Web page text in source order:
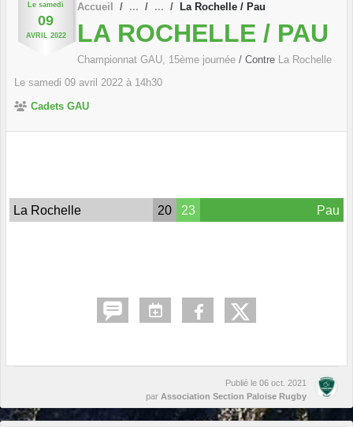
Le samedi
09
AVRIL 2022
Accueil La Rochelle / Pau
LA ROCHELLE / PAU
Championnat GAU, 15ème journée / Contre La Rochelle
Le samedi 09 avril 2022 à 14h30
Cadets GAU
La Rochelle 20 23 Pau
Publié le 06 oct. 2021
par Association Section Paloise Rugby